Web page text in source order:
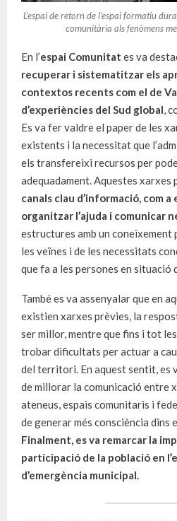
L’espai de retorn de l’espai formatiu
comunitària als fenòmens
En l’espai Comunitat es va
recuperar i sistematitzar els
contextos recents com el de
d’experiències del Sud global,
Es va fer valdre el paper de les
existents i la necessitat que
els transfereixi recursos per
adequadament. Aquestes xarxes
canals clau d’informació, com a
organitzar l’ajuda i comunicar
estructures amb un
les veïnes i de les necessitats
que fa a les persones en
També es va assenyalar que en
existien xarxes prèvies, la
ser millor, mentre que fins i tot
trobar dificultats per actuar a
del territori. En aquest sentit, es
de millorar la comunicació entre
ateneus, espais comunitaris i
de generar més consciència dins
Finalment, es va remarcar la
participació de la població en
d’emergència municipal.